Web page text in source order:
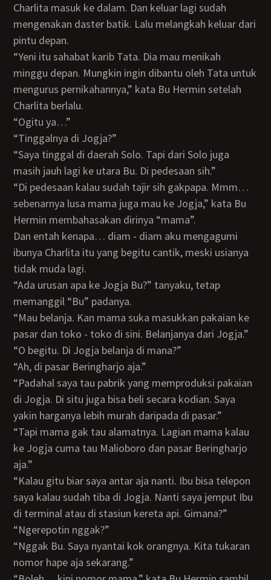
Charlita masuk ke dalam. Dan keluar lagi sudah
mengenakan daster batik. Lalu melangkah keluar dari
pintu depan.
“Yeni itu sahabat karib Tata. Dia mau menikah
minggu depan. Mungkin ingin dibantu oleh Tata untuk
mengurus pernikahannya,” kata Bu Hermin setelah
Charlita berlalu.
“Ogitu ya…”
“Tinggalnya di Jogja?”
“Saya tinggal di daerah Solo. Tapi dari Solo juga
masih jauh lagi ke utara Bu. Di pedesaan sih.”
“Di pedesaan kalau sudah tajir sih gakpapa. Mmm…
sebenarnya lusa mama juga mau ke Jogja,” kata Bu
Hermin membahasakan dirinya “mama”.
Dan entah kenapa… diam - diam aku mengagumi
ibunya Charlita itu yang begitu cantik, meski usianya
tidak muda lagi.
“Ada urusan apa ke Jogja Bu?” tanyaku, tetap
memanggil “Bu” padanya.
“Mau belanja. Kan mama suka masukkan pakaian ke
pasar dan toko - toko di sini. Belanjanya dari Jogja.”
“O begitu. Di Jogja belanja di mana?”
“Ah, di pasar Beringharjo aja.”
“Padahal saya tau pabrik yang memproduksi pakaian
di Jogja. Di situ juga bisa beli secara kodian. Saya
yakin harganya lebih murah daripada di pasar.”
“Tapi mama gak tau alamatnya. Lagian mama kalau
ke Jogja cuma tau Malioboro dan pasar Beringharjo
aja.”
“Kalau gitu biar saya antar aja nanti. Ibu bisa telepon
saya kalau sudah tiba di Jogja. Nanti saya jemput Ibu
di terminal atau di stasiun kereta api. Gimana?”
“Ngerepotin nggak?”
“Nggak Bu. Saya nyantai kok orangnya. Kita tukaran
nomor hape aja sekarang.”